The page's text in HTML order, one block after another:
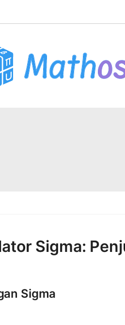
Sigma:
Sigma